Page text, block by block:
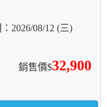
2026/08/12 (三)
銷售價$32,900